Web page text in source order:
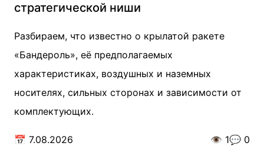
стратегической ниши
Разбираем, что известно о крылатой ракете
«Бандероль», её предполагаемых
характеристиках, воздушных и наземных
носителях, сильных сторонах и зависимости от
комплектующих.
📅 7.08.2026 👁️ 1💬 0